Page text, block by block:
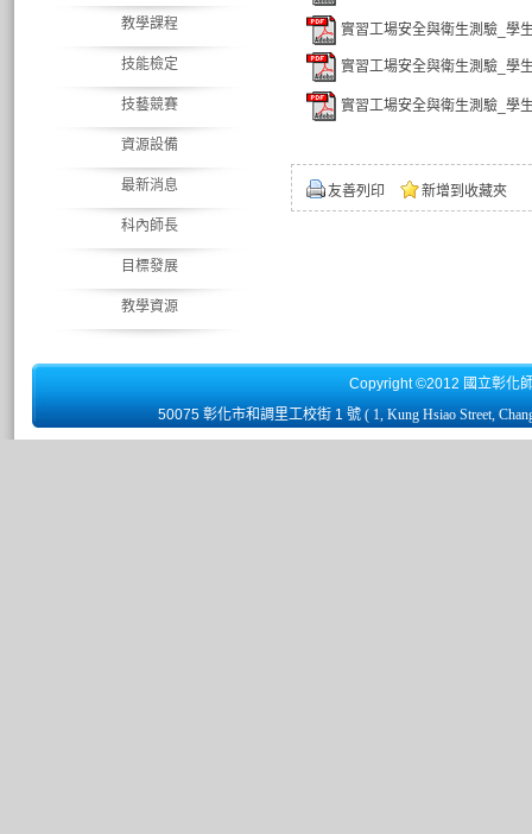
教學課程
技能檢定
技藝競賽
資源設備
最新消息
科內師長
目標發展
教學資源
實習工場安全與衛生測驗_學
實習工場安全與衛生測驗_學
實習工場安全與衛生測驗_學
友善列印 新增到收藏夾
Copyright ©2012 國立彰化
50075 彰化市和調里工校街 1 號 ( 1, Kung Hsiao Street,